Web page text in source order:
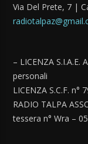
Via Del Prete, 7 |
– LICENZA
personali
LICENZA S.C.F.
RADIO TALPA
tessera n° Wra –